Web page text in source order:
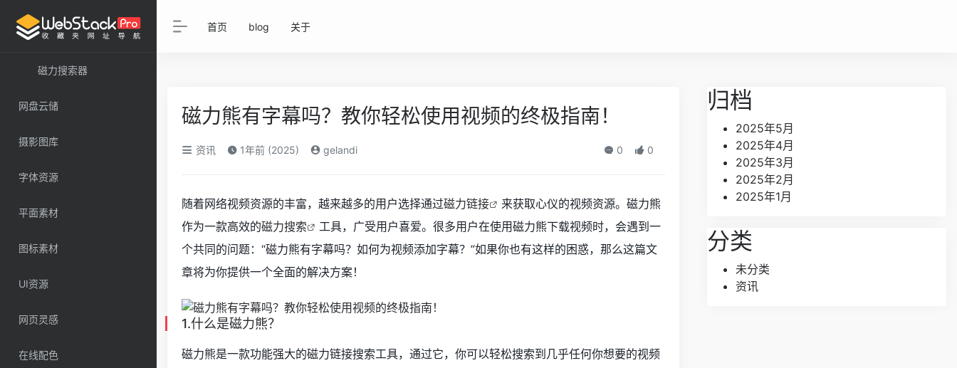
磁力搜索器
网盘云储
摄影图库
字体资源
平面素材
图标素材
UI资源
网页灵感
在线配色
首页 blog 关于
磁力熊有字幕吗？教你轻松使用视频的终极指南！
资讯 1年前 (2025) gelandi 0 0
随着网络视频资源的丰富，越来越多的用户选择通过磁力链接
来获取心仪的视频资源。磁力熊
作为一款高效的磁力搜索
工具，广受用户喜爱。很多用户在使用磁力熊下载视频时，会遇到一
个共同的问题：“磁力熊有字幕吗？如何为视频添加字幕？”如果你也有这样的困惑，那么这篇文
章将为你提供一个全面的解决方案！
1.什么是磁力熊？
磁力熊是一款功能强大的磁力链接搜索工具，通过它，你可以轻松搜索到几乎任何你想要的视频
归档
2025年5月
2025年4月
2025年3月
2025年2月
2025年1月
分类
未分类
资讯